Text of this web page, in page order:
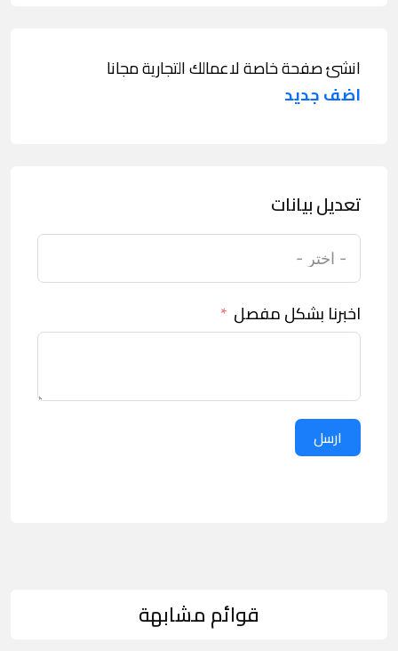
انشئ صفحة خاصة لاعمالك التجارية مجانا
اضف جديد
تعديل بيانات
اخبرنا بشكل مفصل
ارسل
قوائم مشابهة